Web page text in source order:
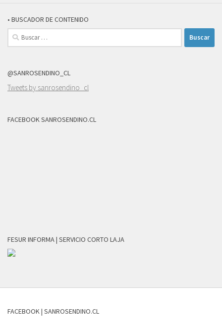
• BUSCADOR DE CONTENIDO
Buscar:
@SANROSENDINO_CL
Tweets by sanrosendino_cl
FACEBOOK SANROSENDINO.CL
FESUR INFORMA | SERVICIO CORTO LAJA
FACEBOOK | SANROSENDINO.CL